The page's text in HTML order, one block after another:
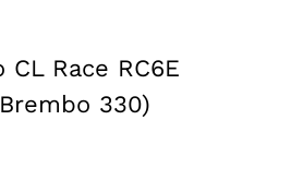
Race RC6E
330)